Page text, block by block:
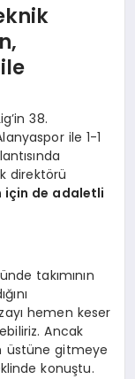
38.
ile 1-1
direktörü
için de adaletli
takımının
hemen keser
Ancak
üstüne gitmeye
konuştu.